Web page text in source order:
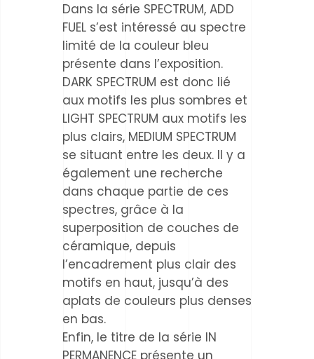
Dans la série SPECTRUM, ADD
FUEL s’est intéressé au spectre
limité de la couleur bleu
présente dans l’exposition.
DARK SPECTRUM est donc lié
aux motifs les plus sombres et
LIGHT SPECTRUM aux motifs les
plus clairs, MEDIUM SPECTRUM
se situant entre les deux. Il y a
également une recherche
dans chaque partie de ces
spectres, grâce à la
superposition de couches de
céramique, depuis
l’encadrement plus clair des
motifs en haut, jusqu’à des
aplats de couleurs plus denses
en bas.
Enfin, le titre de la série IN